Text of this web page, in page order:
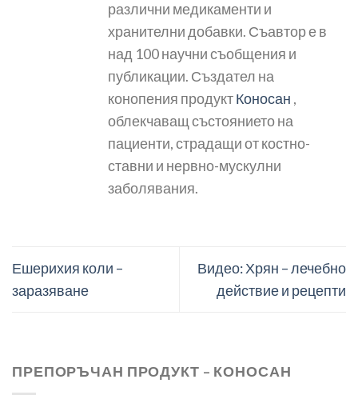
различни медикаменти и
хранителни добавки. Съавтор е в
над 100 научни съобщения и
публикации. Създател на
конопения продуктКоносан ,
облекчаващ състоянието на
пациенти, страдащи от костно-
ставни и нервно-мускулни
заболявания.
Ешерихия коли –
заразяване
Видео: Хрян – лечебно
действие и рецепти
ПРЕПОРЪЧАН ПРОДУКТ – КОНОСАН